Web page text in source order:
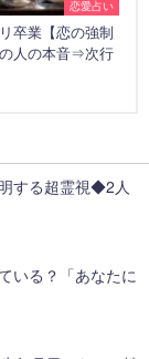
恋愛占い
卒業【恋の強制
人の本音⇒次行
する超霊視◆2人
いる？「あなたに